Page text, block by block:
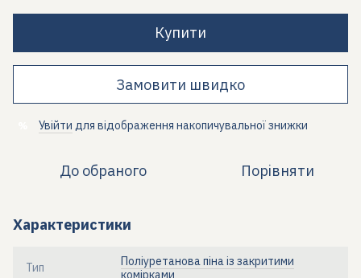
Купити
Замовити швидко
Увійти для відображення накопичувальної знижки
До обраного Порівняти
Характеристики
Тип
Поліуретанова піна із закритими
комірками